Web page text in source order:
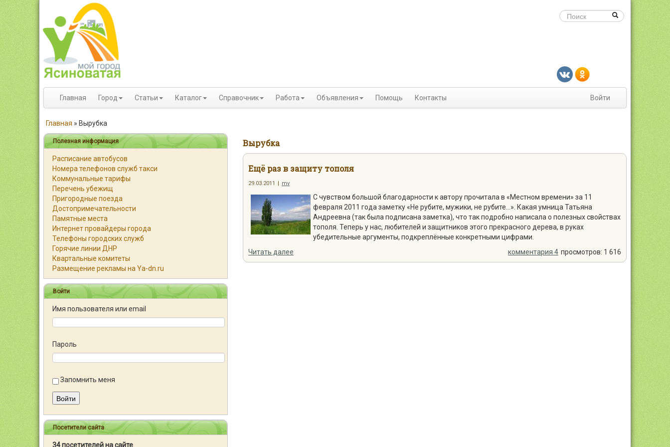
Главная Город Статьи Каталог Справочник Работа Объявления Помощь Контакты Войти
Главная » Вырубка
Полезная информация
Расписание автобусов
Номера телефонов служб такси
Коммунальные тарифы
Перечень убежищ
Пригородные поезда
Достопримечательности
Памятные места
Интернет провайдеры города
Телефоны городских служб
Горячие линии ДНР
Квартальные комитеты
Размещение рекламы на Ya-dn.ru
Войти
Имя пользователя или email
Пароль
Запомнить меня
Войти
Посетители сайта
34 посетителей на сайте
Вырубка
Ещё раз в защиту тополя
29.03.2011 mv
С чувством большой благодарности к автору прочитала в «Местном времени» за 11
февраля 2011 года заметку «Не рубите, мужики, не рубите…». Какая умница Татьяна
Андреевна (так была подписана заметка), что так подробно написала о полезных свойствах
тополя. Теперь у нас, любителей и защитников этого прекрасного дерева, в руках
убедительные аргументы, подкреплённые конкретными цифрами.
Читать далее
просмотров: 1 616
комментария 4